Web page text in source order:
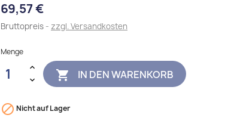
69,57 €
Bruttopreis zzgl. Versandkosten
Menge
 IN DEN WARENKORB
 Nicht auf Lager